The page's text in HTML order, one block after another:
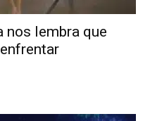
nos lembra que